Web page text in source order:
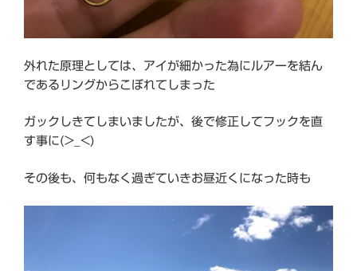
外れた原理としては、アイが細かった為にルアーを結ん
であるリングからこぼれてしまった
ガックしきてしまいましたが、後で修正してフックを直
す事に(>_<)
その後も、何もなく過ぎていきお昼近くになった時も